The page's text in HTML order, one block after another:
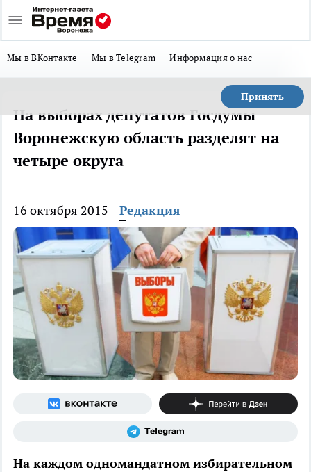
Мы в ВКонтакте Мы в Telegram Информация о нас
Принять
На выборах депутатов Госдумы
Воронежскую область разделят на
четыре округа
16 октября 2015 Редакция
На каждом одномандатном избирательном